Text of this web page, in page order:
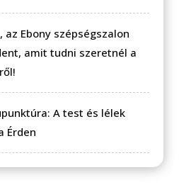
az Ebony szépségszalon
amit tudni szeretnél a
A test és lélek
Érden